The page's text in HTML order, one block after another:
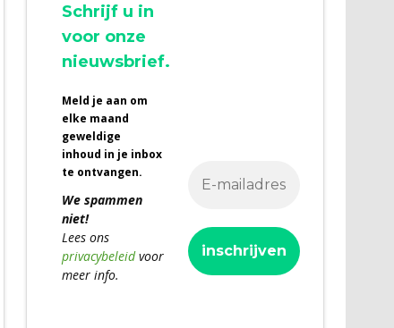
Schrijf u in
voor onze
nieuwsbrief.
Meld je aan om
elke maand
geweldige
inhoud in je inbox
te ontvangen.
We spammen
niet!
Lees ons
privacybeleidvoor
meer info.